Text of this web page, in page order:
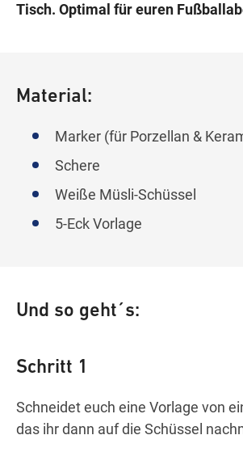
Tisch. Optimal für euren
Material:
Marker (für Porzellan &
Schere
Weiße Müsli-Schüssel
5-Eck Vorlage
Und so geht´s:
Schritt 1
Schneidet euch eine Vorlage von
das ihr dann auf die Schüssel